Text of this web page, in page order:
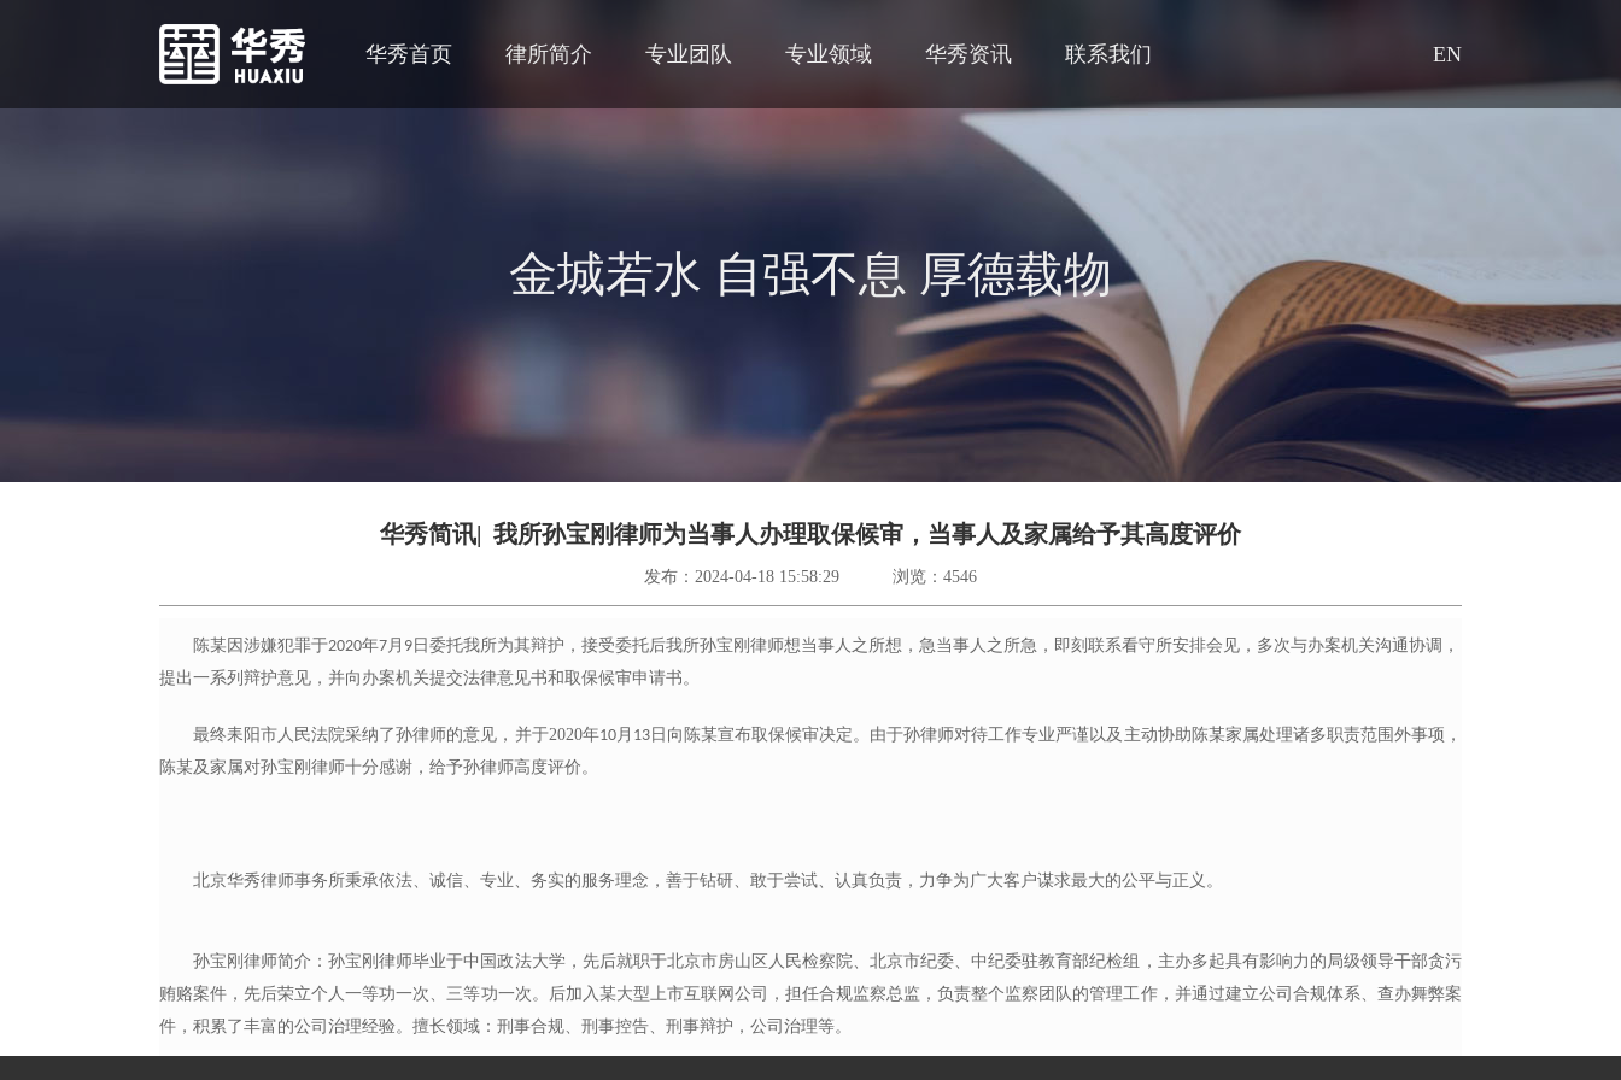
华秀首页 律所简介 专业团队 专业领域 华秀资讯 联系我们 EN
金城若水 自强不息 厚德载物
华秀简讯| 我所孙宝刚律师为当事人办理取保候审，当事人及家属给予其高度评价
发布：2024-04-18 15:58:29 浏览：4546
陈某因涉嫌犯罪于2020年7月 9 日委托我所为其辩护，接受委托后我所孙宝刚律师想当事人之所想，急当事人之所急，即刻联系看守所安排会见，多次与办案机关沟通协调，
提出一系列辩护意见， 并向办案机关提交法律意见书和取保候审申请书。
最终耒阳市人民法院采纳了孙律师的意见，并于2020年10月 13日向陈某宣布取保候审决定。由于孙律师对待工作专业严谨以及主动协助 陈某家属处理诸多职责范围外事项，
陈某及家属对孙宝刚律师十分感谢 ， 给予孙律师高度评价。
北京华秀律师事务所秉承依法、诚信、专业、务实的服务理念，善于钻研、敢于尝试、认真负责，力争为广大客户谋求最大的公平与正义。
孙宝刚律师简介：孙宝刚律师毕业于中国政法大学，先后就职于北京市房山区人民检察院、北京市纪委、中纪委驻教育部纪检组，主办多起具有影响力的局级领导干部贪污
贿赂案件，先后荣立个人一等功一次、三等功一次。后加入某大型上市互联网公司，担任合规监察总监，负责整个监察团队的管理工作，并通过建立公司合规体系、查办舞弊案
件，积累了丰富的公司治理经验。擅长领域：刑事合规、刑事控告、刑事辩护，公司治理等。